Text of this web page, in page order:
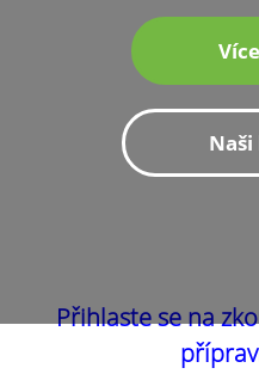
Přihlaste se na